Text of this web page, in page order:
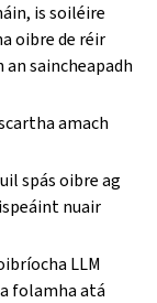
is soiléire
oibre de réir
saincheapadh
amach
spás oibre ag
nuair
LLM
folamha atá